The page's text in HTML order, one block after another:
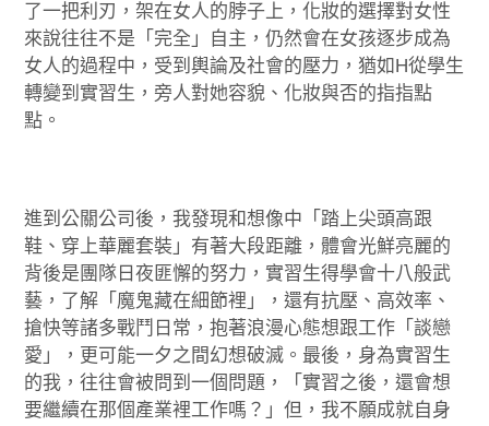
了一把利刃，架在女人的脖子上，化妝的選擇對女性
來說往往不是「完全」自主，仍然會在女孩逐步成為
女人的過程中，受到輿論及社會的壓力，猶如H從學生
轉變到實習生，旁人對她容貌、化妝與否的指指點
點。
進到公關公司後，我發現和想像中「踏上尖頭高跟
鞋、穿上華麗套裝」有著大段距離，體會光鮮亮麗的
背後是團隊日夜匪懈的努力，實習生得學會十八般武
藝，了解「魔鬼藏在細節裡」，還有抗壓、高效率、
搶快等諸多戰鬥日常，抱著浪漫心態想跟工作「談戀
愛」，更可能一夕之間幻想破滅。最後，身為實習生
的我，往往會被問到一個問題，「實習之後，還會想
要繼續在那個產業裡工作嗎？」但，我不願成就自身